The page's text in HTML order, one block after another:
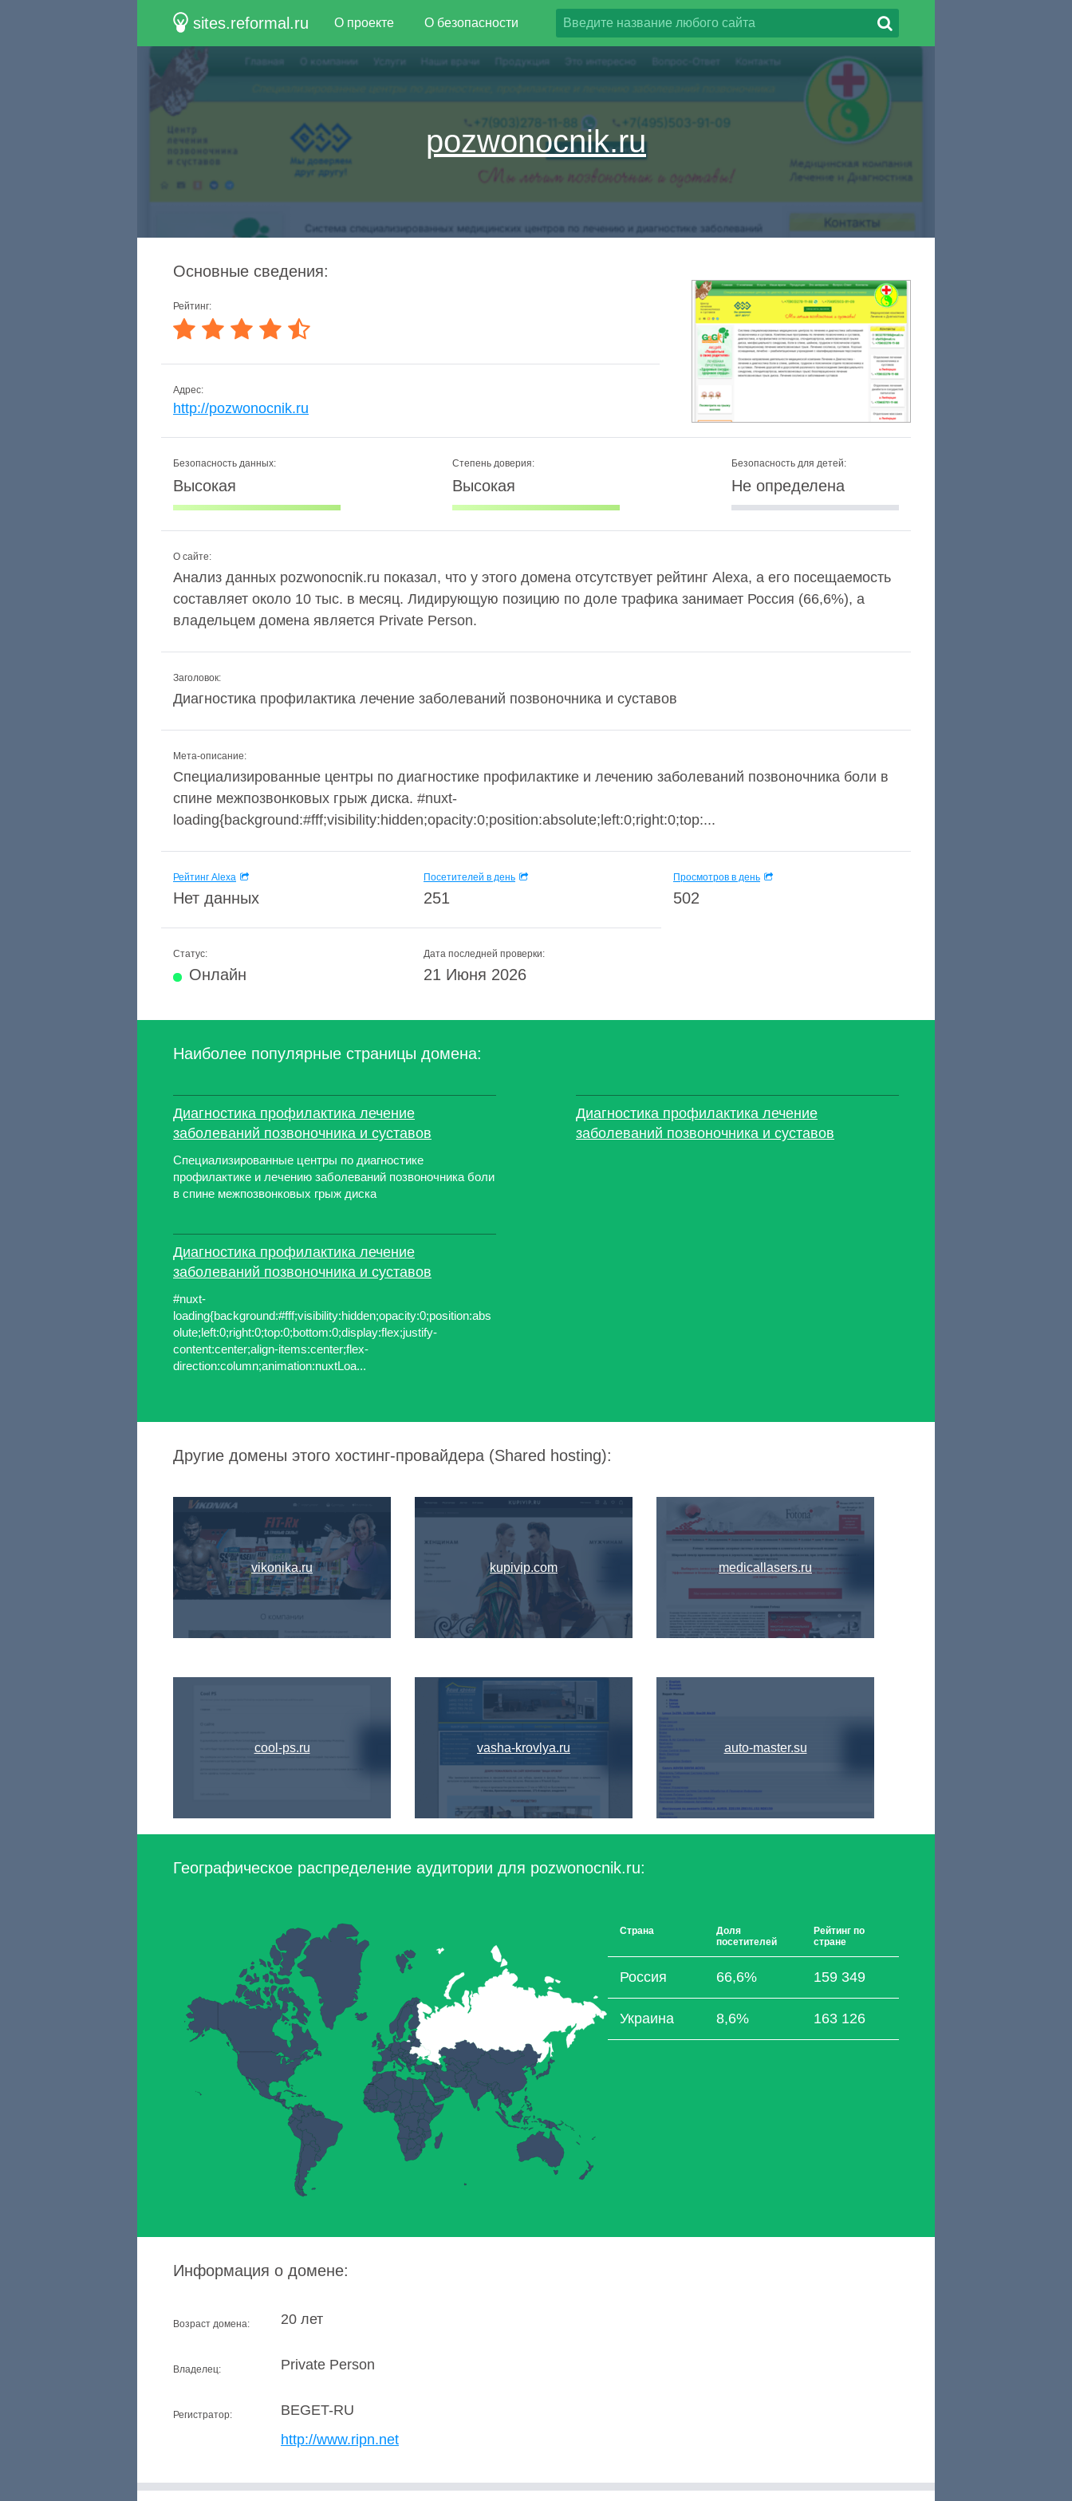
sites.reformal.ru О проекте О безопасности
pozwonocnik.ru
Основные сведения:
Рейтинг:
Адрес:
http://pozwonocnik.ru
Безопасность данных:
Высокая
Степень доверия:
Высокая
Безопасность для детей:
Не определена
О сайте:
Анализ данных pozwonocnik.ru показал, что у этого домена отсутствует рейтинг Alexa, а его посещаемость
составляет около 10 тыс. в месяц. Лидирующую позицию по доле трафика занимает Россия (66,6%), а
владельцем домена является Private Person.
Заголовок:
Диагностика профилактика лечение заболеваний позвоночника и суставов
Мета-описание:
Специализированные центры по диагностике профилактике и лечению заболеваний позвоночника боли в
спине межпозвонковых грыж диска. #nuxt-
loading{background:#fff;visibility:hidden;opacity:0;position:absolute;left:0;right:0;top:...
Рейтинг Alexa
Нет данных
Посетителей в день
251
Просмотров в день
502
Статус:
Онлайн
Дата последней проверки:
21 Июня 2026
Наиболее популярные страницы домена:
Диагностика профилактика лечение
заболеваний позвоночника и суставов
Специализированные центры по диагностике
профилактике и лечению заболеваний позвоночника боли
в спине межпозвонковых грыж диска
Диагностика профилактика лечение
заболеваний позвоночника и суставов
#nuxt-
loading{background:#fff;visibility:hidden;opacity:0;position:abs
olute;left:0;right:0;top:0;bottom:0;display:flex;justify-
content:center;align-items:center;flex-
direction:column;animation:nuxtLoa...
Диагностика профилактика лечение
заболеваний позвоночника и суставов
Другие домены этого хостинг-провайдера (Shared hosting):
vikonika.ru
cool-ps.ru
kupivip.com
vasha-krovlya.ru
medicallasers.ru
auto-master.su
Географическое распределение аудитории для pozwonocnik.ru:
Страна
Доля
посетителей
Рейтинг по
стране
Россия 66,6% 159 349
Украина 8,6% 163 126
Информация о домене:
Возраст домена: 20 лет
Владелец: Private Person
Регистратор:
BEGET-RU
http://www.ripn.net